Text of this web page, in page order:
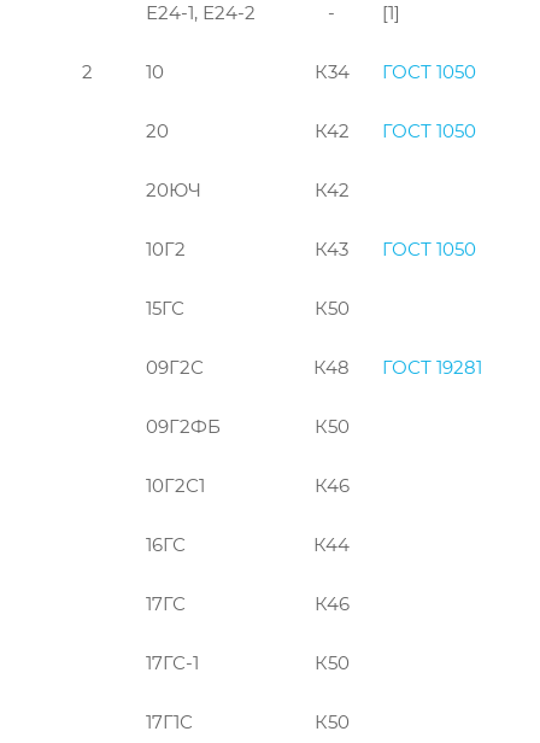
Е24-1, Е24-2 - [1]
2 10 К34 ГОСТ 1050
20 К42 ГОСТ 1050
20ЮЧ К42
10Г2 К43 ГОСТ 1050
15ГС К50
09Г2С К48 ГОСТ 19281
09Г2ФБ К50
10Г2С1 К46
16ГС К44
17ГС К46
17ГС-1 К50
17Г1С К50